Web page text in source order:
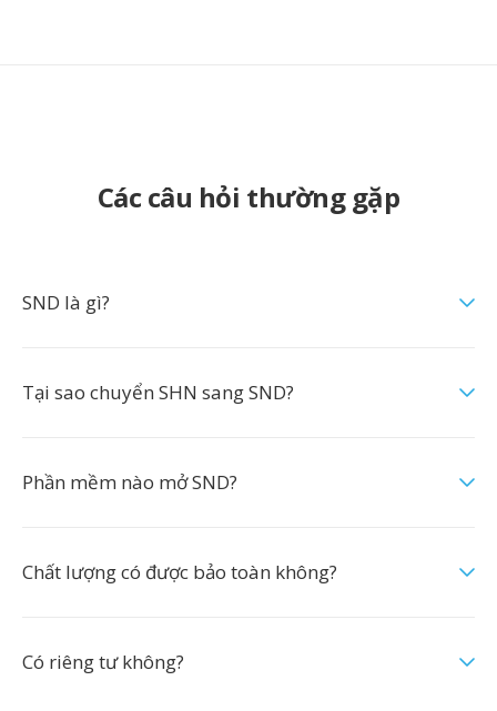
Các câu hỏi thường gặp
SND là gì?
Tại sao chuyển SHN sang SND?
Phần mềm nào mở SND?
Chất lượng có được bảo toàn không?
Có riêng tư không?